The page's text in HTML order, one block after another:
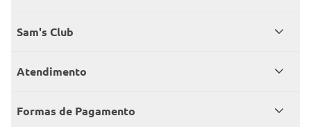
Quem somos
Encontre um Clube
Sam's Club
Seja sócio
Member’s Mark
Atendimento
Fale conosco
Formas de Pagamento